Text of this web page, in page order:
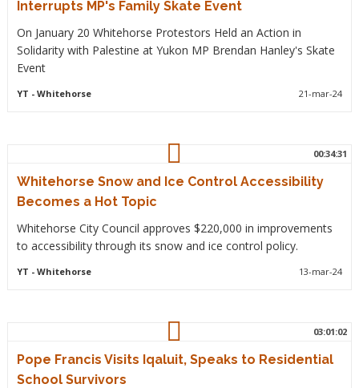
Interrupts MP's Family Skate Event
On January 20 Whitehorse Protestors Held an Action in
Solidarity with Palestine at Yukon MP Brendan Hanley's Skate
Event
YT - Whitehorse 21-mar-24
00:34:31
Whitehorse Snow and Ice Control Accessibility
Becomes a Hot Topic
Whitehorse City Council approves $220,000 in improvements
to accessibility through its snow and ice control policy.
YT - Whitehorse 13-mar-24
03:01:02
Pope Francis Visits Iqaluit, Speaks to Residential
School Survivors